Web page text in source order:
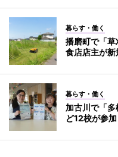
暮らす・働く
播磨町で「
食店店主が新
暮らす・働く
加古川で「
ど12校が参